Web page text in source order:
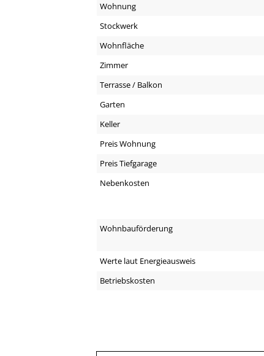
Wohnung
Stockwerk
Wohnfläche
Zimmer
Terrasse / Balkon
Garten
Keller
Preis Wohnung
Preis Tiefgarage
Nebenkosten
Wohnbauförderung
Werte laut Energieausweis
Betriebskosten